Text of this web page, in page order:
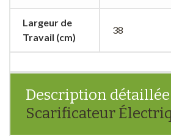
Largeur de
Travail (cm)
38
Description détaillée
Scarificateur